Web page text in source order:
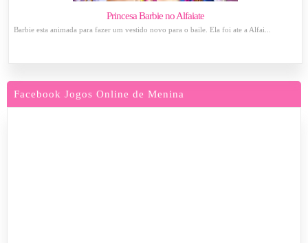
Princesa Barbie no Alfaiate
Barbie esta animada para fazer um vestido novo para o baile. Ela foi ate a Alfai...
Facebook Jogos Online de Menina